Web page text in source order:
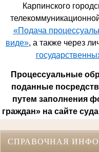
Карпинского
«Подача
виде», а также через
Процессуальные
поданные
путем заполнения
граждан» на сайте
СПРАВОЧНАЯ